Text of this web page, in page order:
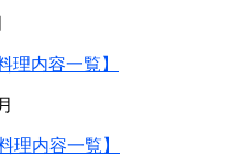
理内容一覧】
理内容一覧】